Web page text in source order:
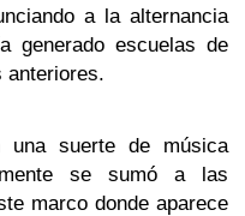
a la alternancia
generado escuelas de
anteriores.
una suerte de música
se sumó a las
marco donde aparece